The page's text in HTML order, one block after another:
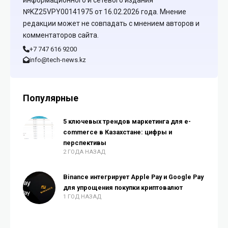
№KZ25VPY00141975 от 16.02.2026 года. Мнение
редакции может не совпадать с мнением авторов и
комментаторов сайта.
+7 747 616 9200
info@tech-news.kz
Популярные
5 ключевых трендов маркетинга для e-
commerce в Казахстане: цифры и
перспективы
2 ГОДА НАЗАД
Binance интегрирует Apple Pay и Google Pay
для упрощения покупки криптовалют
1 ГОД НАЗАД